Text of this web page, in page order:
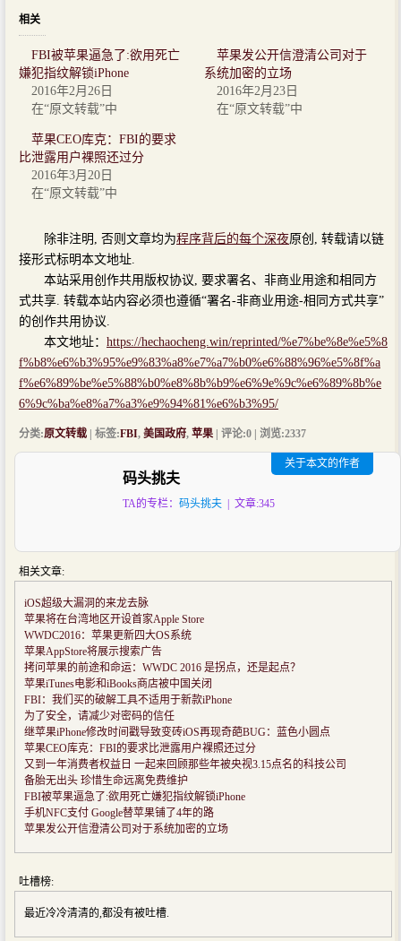
相关
FBI被苹果逼急了:欲用死亡
嫌犯指纹解锁iPhone
2016年2月26日
在“原文转载”中
苹果发公开信澄清公司对于
系统加密的立场
2016年2月23日
在“原文转载”中
苹果CEO库克：FBI的要求
比泄露用户裸照还过分
2016年3月20日
在“原文转载”中
除非注明, 否则文章均为程序背后的每个深夜原创, 转载请以链
接形式标明本文地址.
本站采用创作共用版权协议, 要求署名、非商业用途和相同方
式共享. 转载本站内容必须也遵循“署名-非商业用途-相同方式共享”
的创作共用协议.
本文地址： https://hechaocheng.win/reprinted/%e7%be%8e%e5%8
f%b8%e6%b3%95%e9%83%a8%e7%a7%b0%e6%88%96%e5%8f%a
f%e6%89%be%e5%88%b0%e8%8b%b9%e6%9e%9c%e6%89%8b%e
6%9c%ba%e8%a7%a3%e9%94%81%e6%b3%95/
分类:原文转载 | 标签:FBI, 美国政府, 苹果 | 评论:0 | 浏览:2337
码头挑夫
TA的专栏： 码头挑夫 | 文章:345
关于本文的作者
相关文章:
iOS超级大漏洞的来龙去脉
苹果将在台湾地区开设首家Apple Store
WWDC2016：苹果更新四大OS系统
苹果AppStore将展示搜索广告
拷问苹果的前途和命运：WWDC 2016 是拐点，还是起点？
苹果iTunes电影和iBooks商店被中国关闭
FBI：我们买的破解工具不适用于新款iPhone
为了安全，请减少对密码的信任
继苹果iPhone修改时间戳导致变砖iOS再现奇葩BUG：蓝色小圆点
苹果CEO库克：FBI的要求比泄露用户裸照还过分
又到一年消费者权益日 一起来回顾那些年被央视3.15点名的科技公司
备胎无出头 珍惜生命远离免费维护
FBI被苹果逼急了:欲用死亡嫌犯指纹解锁iPhone
手机NFC支付 Google替苹果铺了4年的路
苹果发公开信澄清公司对于系统加密的立场
吐槽榜:
最近冷冷清清的,都没有被吐槽.